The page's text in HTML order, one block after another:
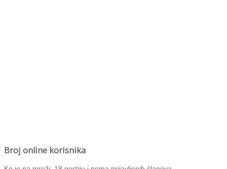
Broj online korisnika